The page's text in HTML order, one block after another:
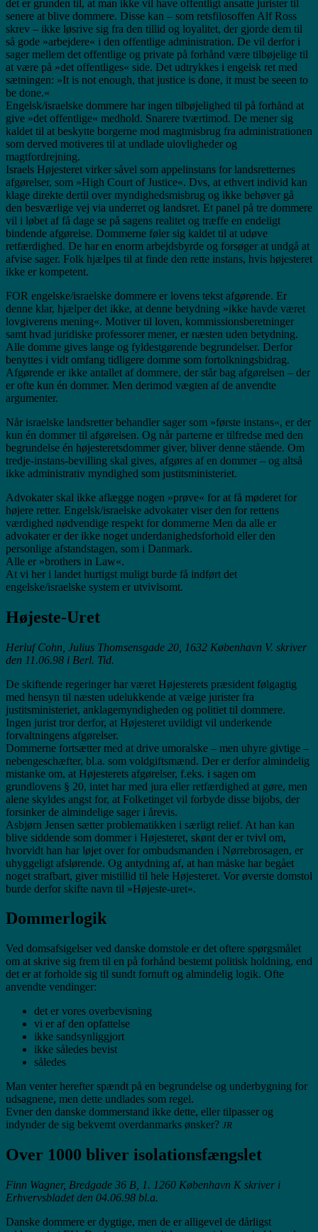
det er grunden til, at man ikke vil have offentligt ansatte jurister til
senere at blive dommere. Disse kan – som retsfilosoffen Alf Ross
skrev – ikke løsrive sig fra den tillid og loyalitet, der gjorde dem til
så gode »arbejdere« i den offentlige administration. De vil derfor i
sager mellem det offentlige og private på forhånd være tilbøjelige til
at være på »det offentliges« side. Det udtrykkes i engelsk ret med
sætningen: »It is not enough, that justice is done, it must be seeen to
be done.«
Engelsk/israelske dommere har ingen tilbøjelighed til på forhånd at
give »det offentlige« medhold. Snarere tværtimod. De mener sig
kaldet til at beskytte borgerne mod magtmisbrug fra administrationen
som derved motiveres til at undlade ulovligheder og
magtfordrejning.
Israels Højesteret virker såvel som appelinstans for landsretternes
afgørelser, som »High Court of Justice«. Dvs, at ethvert individ kan
klage direkte dertil over myndighedsmisbrug og ikke behøver gå
den besværlige vej via underret og landsret. Et panel på tre dommere
vil i løbet af få dage se på sagens realitet og træffe en endeligt
bindende afgørelse. Dommerne føler sig kaldet til at udøve
retfærdighed. De har en enorm arbejdsbyrde og forsøger at undgå at
afvise sager. Folk hjælpes til at finde den rette instans, hvis højesteret
ikke er kompetent.
FOR engelske/israelske dommere er lovens tekst afgørende. Er
denne klar, hjælper det ikke, at denne betydning »ikke havde været
lovgiverens mening«. Motiver til loven, kommissionsberetninger
samt hvad juridiske professorer mener, er næsten uden betydning.
Alle domme gives lange og fyldestgørende begrundelser. Derfor
benyttes i vidt omfang tidligere domme som fortolkningsbidrag.
Afgørende er ikke antallet af dommere, der står bag afgørelsen – der
er ofte kun én dommer. Men derimod vægten af de anvendte
argumenter.
Når israelske landsretter behandler sager som »første instans«, er der
kun én dommer til afgørelsen. Og når parterne er tilfredse med den
begrundelse én højesteretsdommer giver, bliver denne stående. Om
tredje-instans-bevilling skal gives, afgøres af en dommer – og altså
ikke administrativ myndighed som justitsministeriet.
Advokater skal ikke aflægge nogen »prøve« for at få møderet for
højere retter. Engelsk/israelske advokater viser den for rettens
værdighed nødvendige respekt for dommerne Men da alle er
advokater er der ikke noget underdanighedsforhold eller den
personlige afstandstagen, som i Danmark.
Alle er »brothers in Law«.
At vi her i landet hurtigst muligt burde få indført det
engelske/israelske system er utvivlsomt.
Højeste-Uret
Herluf Cohn, Julius Thomsensgade 20, 1632 København V. skriver
den 11.06.98 i Berl. Tid.
De skiftende regeringer har været Højesterets præsident følgagtig
med hensyn til næsten udelukkende at vælge jurister fra
justitsministeriet, anklagemyndigheden og politiet til dommere.
Ingen jurist tror derfor, at Højesteret uvildigt vil underkende
forvaltningens afgørelser.
Dommerne fortsætter med at drive umoralske – men uhyre givtige –
nebengeschæfter, bl.a. som voldgiftsmænd. Der er derfor almindelig
mistanke om, at Højesterets afgørelser, f.eks. i sagen om
grundlovens § 20, intet har med jura eller retfærdighed at gøre, men
alene skyldes angst for, at Folketinget vil forbyde disse bijobs, der
forsinker de almindelige sager i årevis.
Asbjørn Jensen sætter problematikken i særligt relief. At han kan
blive siddende som dommer i Højesteret, skønt der er tvivl om,
hvorvidt han har løjet over for ombudsmanden i Nørrebrosagen, er
uhyggeligt afslørende. Og antydning af, at han måske har begået
noget strafbart, giver mistillid til hele Højesteret. Vor øverste domstol
burde derfor skifte navn til »Højeste-uret«.
Dommerlogik
Ved domsafsigelser ved danske domstole er det oftere spørgsmålet
om at skrive sig frem til en på forhånd bestemt politisk holdning, end
det er at forholde sig til sundt fornuft og almindelig logik. Ofte
anvendte vendinger:
det er vores overbevisning
vi er af den opfattelse
ikke sandsynliggjort
ikke således bevist
således
Man venter herefter spændt på en begrundelse og underbygning for
udsagnene, men dette undlades som regel.
Evner den danske dommerstand ikke dette, eller tilpasser og
indynder de sig bekvemt overdanmarks ønsker? JR
Over 1000 bliver isolationsfængslet
Finn Wagner, Bredgade 36 B, 1. 1260 København K skriver i
Erhvervsbladet den 04.06.98 bl.a.
Danske dommere er dygtige, men de er alligevel de dårligst